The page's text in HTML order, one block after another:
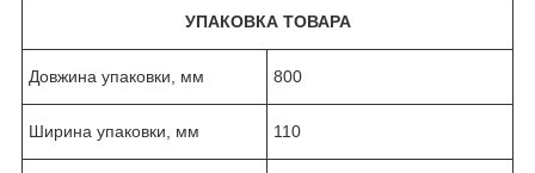
УПАКОВКА ТОВАРА
Довжина упаковки, мм 800
Ширина упаковки, мм 110